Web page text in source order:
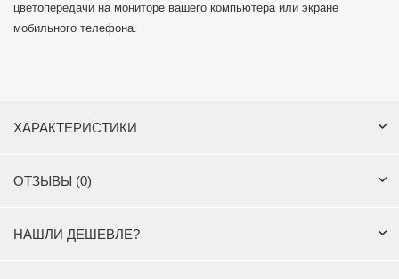
цветопередачи на мониторе вашего компьютера или экране
мобильного телефона.
ХАРАКТЕРИСТИКИ
ОТЗЫВЫ (0)
НАШЛИ ДЕШЕВЛЕ?